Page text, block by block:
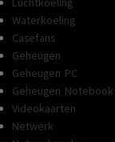
Waterkoeling
Casefans
Geheugen
Geheugen PC
Geheugen Notebook
Videokaarten
Netwerk